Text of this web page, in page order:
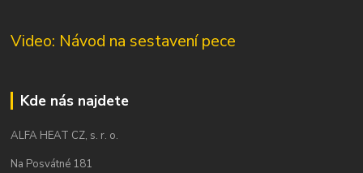
Video: Návod na sestavení pece
Kde nás najdete
ALFA HEAT CZ, s. r. o.
Na Posvátné 181